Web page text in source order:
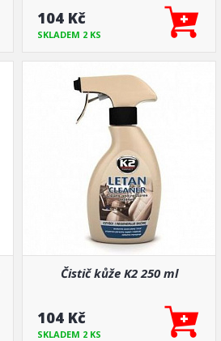
104 Kč
SKLADEM 2 KS
Čistič kůže K2 250 ml
104 Kč
SKLADEM 2 KS